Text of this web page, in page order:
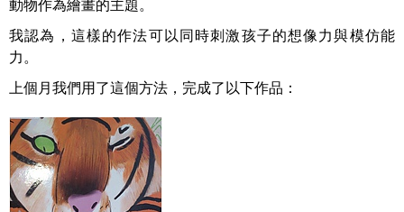
動物作為繪畫的主題。
我認為，這樣的作法可以同時刺激孩子的想像力與模仿能
力。
上個月我們用了這個方法，完成了以下作品：